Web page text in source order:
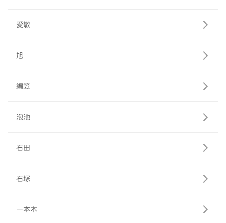
愛敬
旭
編笠
泡池
石田
石塚
一本木